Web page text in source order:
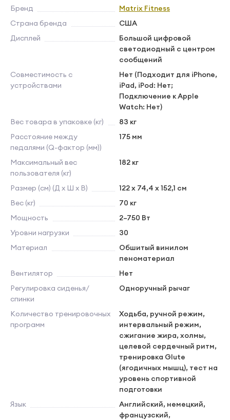
Бренд
Matrix Fitness
Страна бренда
США
Дисплей
Большой цифровой
светодиодный с центром
сообщений
Совместимость с
устройствами
Нет (Подходит для iPhone,
iPad, iPod: Нет;
Подключение к Apple
Watch: Нет)
Вес товара в упаковке (кг)
83 кг
Расстояние между
педалями (Q-фактор (мм))
175 мм
Максимальный вес
пользователя (кг)
182 кг
Размер (см) (Д х Ш х В)
122 x 74,4 x 152,1 см
Вес (кг)
70 кг
Мощность
2–750 Вт
Уровни нагрузки
30
Материал
Обшитый винилом
пеноматериал
Вентилятор
Нет
Регулировка сиденья/
спинки
Одноручный рычаг
Количество тренировочных
программ
Ходьба, ручной режим,
интервальный режим,
сжигание жира, холмы,
целевой сердечный ритм,
тренировка Glute
(ягодичных мышц), тест на
уровень спортивной
подготовки
Язык
Английский, немецкий,
французский,